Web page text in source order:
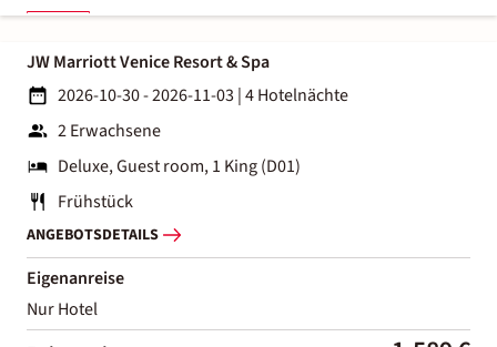
JW Marriott Venice Resort & Spa
2026-10-30 - 2026-11-03 |4 Hotelnächte
2 Erwachsene
Deluxe, Guest room, 1 King (D01)
Frühstück
ANGEBOTSDETAILS
Eigenanreise
Nur Hotel